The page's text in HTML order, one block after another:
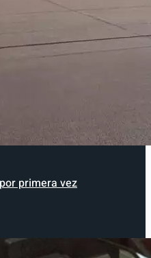
primera vez